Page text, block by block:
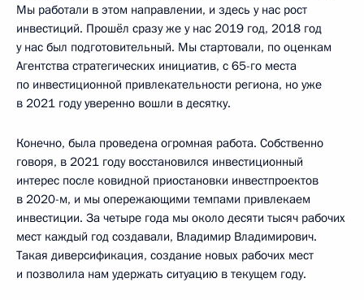
Мы работали в этом направлении, и здесь у нас рост
инвестиций. Прошёл сразу же у нас 2019 год, 2018 год
у нас был подготовительный. Мы стартовали, по оценкам
Агентства стратегических инициатив, с 65-го места
по инвестиционной привлекательности региона, но уже
в 2021 году уверенно вошли в десятку.
Конечно, была проведена огромная работа. Собственно
говоря, в 2021 году восстановился инвестиционный
интерес после ковидной приостановки инвестпроектов
в 2020-м, и мы опережающими темпами привлекаем
инвестиции. За четыре года мы около десяти тысяч рабочих
мест каждый год создавали, Владимир Владимирович.
Такая диверсификация, создание новых рабочих мест
и позволила нам удержать ситуацию в текущем году.